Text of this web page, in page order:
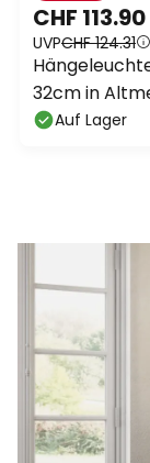
CHF 113.90
UVPCHF 124.31
32cm in
Auf Lager